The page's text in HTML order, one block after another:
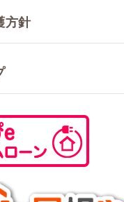
方針